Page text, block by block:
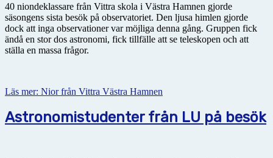
40 niondeklassare från Vittra skola i Västra Hamnen gjorde
säsongens sista besök på observatoriet. Den ljusa himlen gjorde
dock att inga observationer var möjliga denna gång. Gruppen fick
ändå en stor dos astronomi, fick tillfälle att se teleskopen och att
ställa en massa frågor.
Läs mer: Nior från Vittra Västra Hamnen
Astronomistudenter från LU på besök